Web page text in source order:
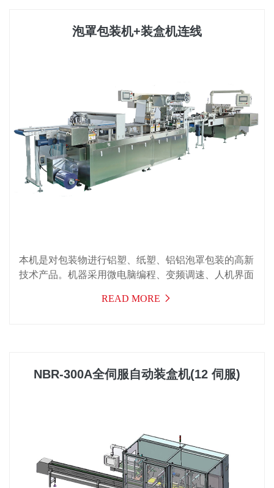
泡罩包装机+装盒机连线
本机是对包装物进行铝塑、纸塑、铝铝泡罩包装的高新
技术产品。机器采用微电脑编程、变频调速、人机界面
GMP规范要求。由于该机成型面积大，一次冲裁的版
READ MORE
NBR-300A全伺服自动装盒机(12 伺服)